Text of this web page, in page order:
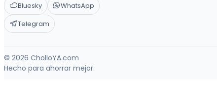
Bluesky
WhatsApp
Telegram
© 2026 CholloYA.com
Hecho para ahorrar mejor.